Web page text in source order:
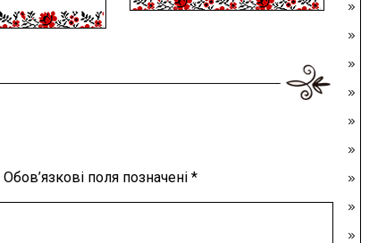
Обов’язкові поля позначені *